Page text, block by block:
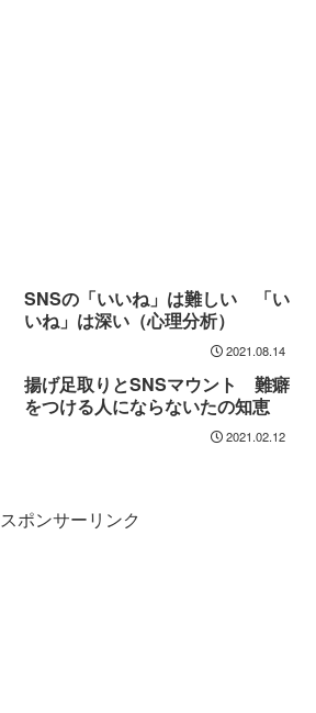
SNSの「いいね」は難しい 「い
いね」は深い（心理分析）
2021.08.14
揚げ足取りとSNSマウント 難癖
をつける人にならないたの知恵
2021.02.12
スポンサーリンク